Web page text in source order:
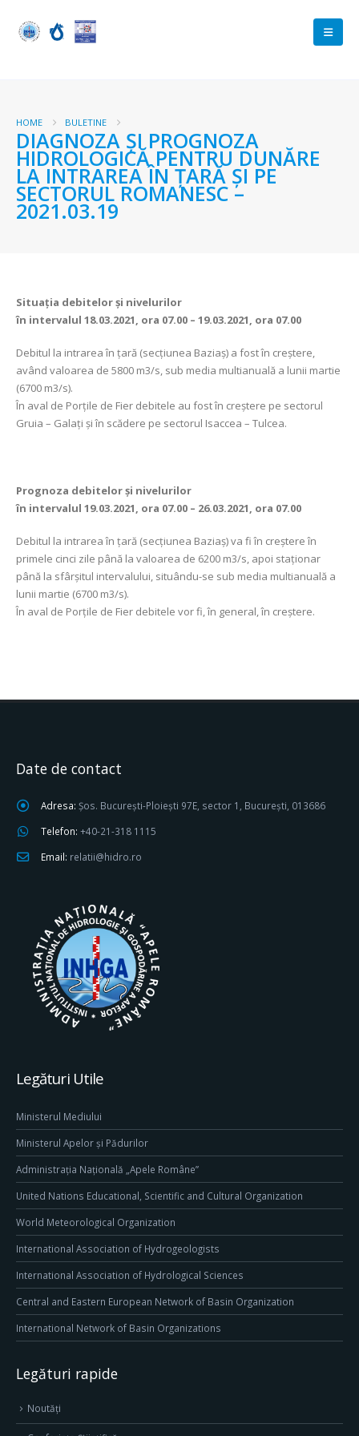
HOME BULETINE
DIAGNOZA ŞI PROGNOZA
HIDROLOGICĂ PENTRU DUNĂRE
LA INTRAREA ÎN ŢARĂ ŞI PE
SECTORUL ROMANESC –
2021.03.19
Situaţia debitelor şi nivelurilor
în intervalul 18.03.2021, ora 07.00 – 19.03.2021, ora 07.00
Debitul la intrarea în ţară (secţiunea Baziaş) a fost în creștere,
având valoarea de 5800 m3/s, sub media multianuală a lunii martie
(6700 m3/s).
În aval de Porţile de Fier debitele au fost în creștere pe sectorul
Gruia – Galați și în scădere pe sectorul Isaccea – Tulcea.
Prognoza debitelor şi nivelurilor
în intervalul 19.03.2021, ora 07.00 – 26.03.2021, ora 07.00
Debitul la intrarea în ţară (secţiunea Baziaş) va fi în creștere în
primele cinci zile până la valoarea de 6200 m3/s, apoi staționar
până la sfârșitul intervalului, situându-se sub media multianuală a
lunii martie (6700 m3/s).
În aval de Porţile de Fier debitele vor fi, în general, în creștere.
Date de contact
Adresa: Șos. București-Ploiești 97E, sector 1, București, 013686
Telefon: +40-21-318 1115
Email: relatii@hidro.ro
Legături Utile
Ministerul Mediului
Ministerul Apelor și Pădurilor
Administrația Națională „Apele Române”
United Nations Educational, Scientific and Cultural Organization
World Meteorological Organization
International Association of Hydrogeologists
International Association of Hydrological Sciences
Central and Eastern European Network of Basin Organization
International Network of Basin Organizations
Legături rapide
Noutăți